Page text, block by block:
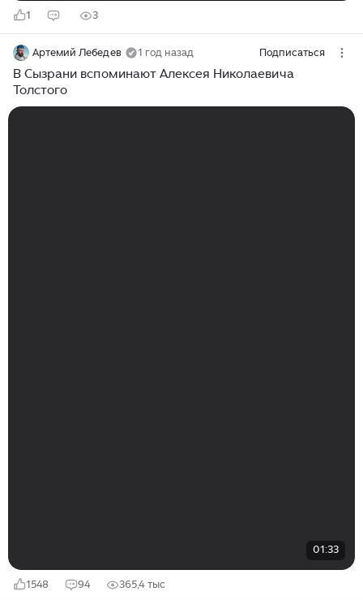
1 3
Артемий Лебедев 1 год назад Подписаться
В Сызрани вспоминают Алексея Николаевича
Толстого
01:33
1548 94 365,4 тыс